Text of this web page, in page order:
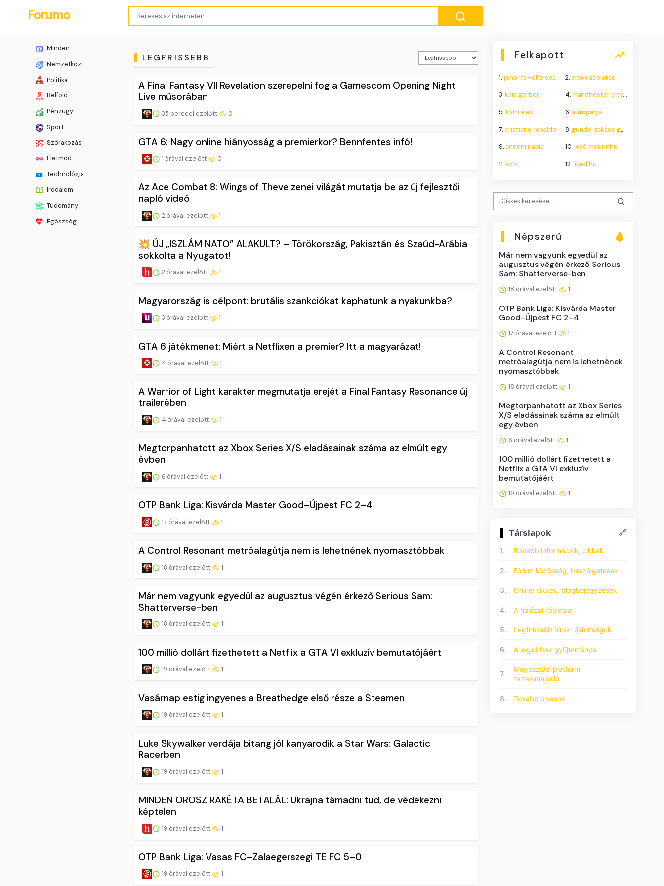
Forumo
Minden
Nemzetközi
Politika
Belföld
Pénzügy
Sport
Szórakozás
Életmód
Technológia
Irodalom
Tudomány
Egészség
LEGFRISSEBB
A Final Fantasy VII Revelation szerepelni fog a Gamescom Opening Night
Live műsorában
35 perccel ezelőtt 0
GTA 6: Nagy online hiányosság a premierkor? Bennfentes infó!
1 órával ezelőtt 0
Az Ace Combat 8: Wings of Theve zenei világát mutatja be az új fejlesztői
napló videó
2 órával ezelőtt 1
💥 ÚJ „ISZLÁM NATO” ALAKULT? – Törökország, Pakisztán és Szaúd-Arábia
sokkolta a Nyugatot!
2 órával ezelőtt 1
Magyarország is célpont: brutális szankciókat kaphatunk a nyakunkba?
3 órával ezelőtt 1
GTA 6 játékmenet: Miért a Netflixen a premier? Itt a magyarázat!
4 órával ezelőtt 1
A Warrior of Light karakter megmutatja erejét a Final Fantasy Resonance új
trailerében
4 órával ezelőtt 1
Megtorpanhatott az Xbox Series X/S eladásainak száma az elmúlt egy
évben
6 órával ezelőtt 1
OTP Bank Liga: Kisvárda Master Good–Újpest FC 2–4
17 órával ezelőtt 1
A Control Resonant metróalagútja nem is lehetnének nyomasztóbbak
18 órával ezelőtt 1
Már nem vagyunk egyedül az augusztus végén érkező Serious Sam:
Shatterverse-ben
18 órával ezelőtt 1
100 millió dollárt fizethetett a Netflix a GTA VI exkluzív bemutatójáért
19 órával ezelőtt 1
Vasárnap estig ingyenes a Breathedge első része a Steamen
19 órával ezelőtt 1
Luke Skywalker verdája bitang jól kanyarodik a Star Wars: Galactic
Racerben
19 órával ezelőtt 1
MINDEN OROSZ RAKÉTA BETALÁL: Ukrajna támadni tud, de védekezni
képtelen
19 órával ezelőtt 1
OTP Bank Liga: Vasas FC–Zalaegerszegi TE FC 5–0
19 órával ezelőtt 1
Felkapott
1. johor fc–chelsea 2.elton acolatse
3.kaia gerber 4.manchester city–atlético madrid
5. tóth alex 6.autópálya
7.cristiano ronaldo 8.gundel takács gábor
9.andoni iraola 10. josé mourinho
11.kvíz 12.liked.hu
Népszerű
Már nem vagyunk egyedül az
augusztus végén érkező Serious
Sam: Shatterverse-ben
18 órával ezelőtt 1
OTP Bank Liga: Kisvárda Master
Good–Újpest FC 2–4
17 órával ezelőtt 1
A Control Resonant
metróalagútja nem is lehetnének
nyomasztóbbak
18 órával ezelőtt 1
Megtorpanhatott az Xbox Series
X/S eladásainak száma az elmúlt
egy évben
6 órával ezelőtt 1
100 millió dollárt fizethetett a
Netflix a GTA VI exkluzív
bemutatójáért
19 órával ezelőtt 1
Társlapok 🔗
1. Bővebb információk, cikkek
2. Fórum közösség, beszélgetések
3. Online cikkek, blogbejegyzések
4. A hálózat főoldala
5. Legfrissebb hírek, újdonságok
6. A legjobbak gyűjteménye
7.
Megosztási platform,
tartalomajánló
8. Tovább olvasok